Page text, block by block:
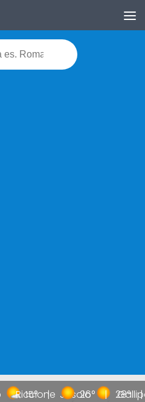
15° Jesolo 28°
Riccione 26°